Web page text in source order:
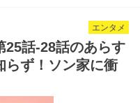
エンタメ
25話-28話のあらす
らず！ソン家に衝